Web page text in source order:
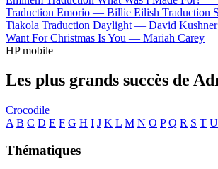
Traduction Emorio — Billie Eilish Traduction
Tiakola Traduction Daylight — David Kushner
Want For Christmas Is You — Mariah Carey
HP mobile
Les plus grands succès de
Crocodile
A B C D E F G H I J K L M N O P Q R S T U
Thématiques